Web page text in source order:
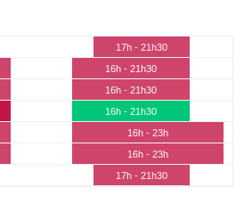
17h - 21h30
16h - 21h30
16h - 21h30
16h - 21h30
16h - 23h
16h - 23h
17h - 21h30